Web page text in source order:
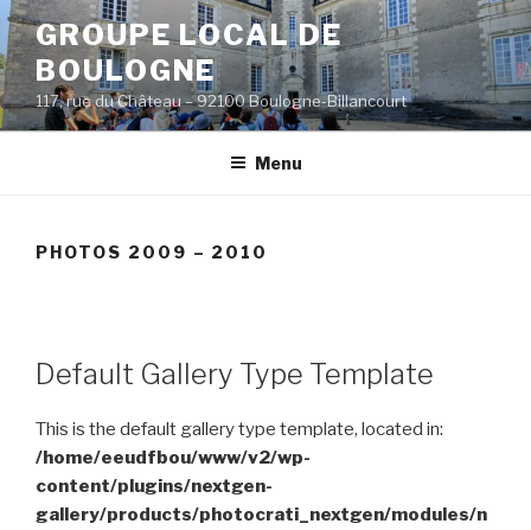
Aller
au
contenu
principal
GROUPE LOCAL DE
BOULOGNE
117, rue du Château – 92100 Boulogne-Billancourt
Menu
PHOTOS 2009 – 2010
Default Gallery Type Template
This is the default gallery type template, located in:
/home/eeudfbou/www/v2/wp-
content/plugins/nextgen-
gallery/products/photocrati_nextgen/modules/n